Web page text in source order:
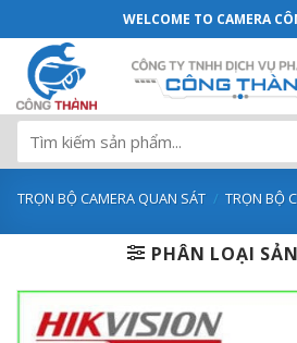
qua
dung
Bộ 9 Mắt Camera
WELCOME TO CAMERA
Tìm
kiếm:
TRỌN BỘ CAMERA QUAN SÁT / TRỌN BỘ
PHÂN LOẠI